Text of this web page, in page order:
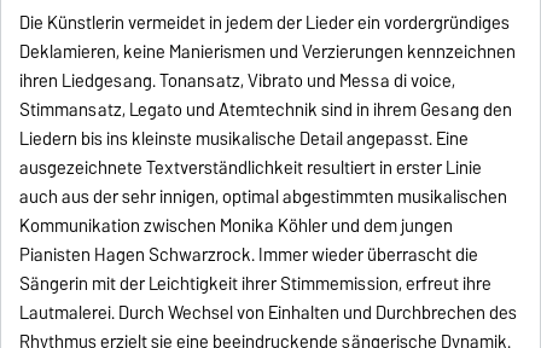
Die Künstlerin vermeidet in jedem der Lieder ein vordergründiges
Deklamieren, keine Manierismen und Verzierungen kennzeichnen
ihren Liedgesang. Tonansatz, Vibrato und Messa di voice,
Stimmansatz, Legato und Atemtechnik sind in ihrem Gesang den
Liedern bis ins kleinste musikalische Detail angepasst. Eine
ausgezeichnete Textverständlichkeit resultiert in erster Linie
auch aus der sehr innigen, optimal abgestimmten musikalischen
Kommunikation zwischen Monika Köhler und dem jungen
Pianisten Hagen Schwarzrock. Immer wieder überrascht die
Sängerin mit der Leichtigkeit ihrer Stimmemission, erfreut ihre
Lautmalerei. Durch Wechsel von Einhalten und Durchbrechen des
Rhythmus erzielt sie eine beeindruckende sängerische Dynamik.